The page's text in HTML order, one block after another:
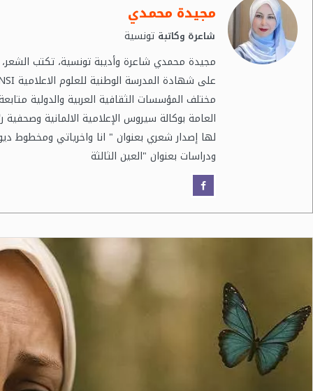
مجيدة محمدي
شاعرة وكاتبة تونسية
مجيدة محمدي شاعرة وأديبة تونسية، تكتب الشعر،
مختلف المؤسسات الثقافية العربية والدولية
العامة بوكالة سيروس الإعلامية الالمانية
لها إصدار شعري بعنوان " انا واخرياتي ومخطوط
ودراسات بعنوان "العين الثالثة